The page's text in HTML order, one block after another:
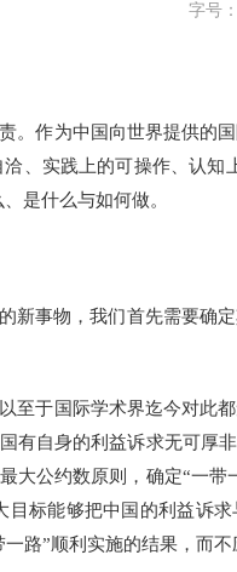
字号：
作为中国向世界提供的
、实践上的可操作、认知
是什么与如何做。
事物，我们首先需要确
于国际学术界迄今对此
有自身的利益诉求无可厚
大公约数原则，确定“一带
标能够把中国的利益诉
路”顺利实施的结果，而不